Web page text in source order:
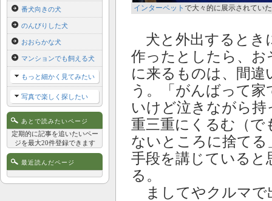
インターペット で大々的に展示されてい
犬と外出するとき
作ったとしたら、
に来るものは、間違
う。「がんばって
いけど泣きながら
重三重にくるむ（で
ないところに捨て
手段を講じていると
る。
ましてやクルマで
番犬向きの犬
のんびりした犬
おおらかな犬
マンションでも飼える犬
もっと細かく見てみたい
写真で楽しく探したい
あとで読みたいページ
定期的に記事を追いたいペー
ジを最大20件登録できます
最近読んだページ